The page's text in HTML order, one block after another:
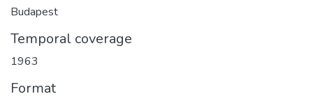
Budapest
Temporal coverage
1963
Format